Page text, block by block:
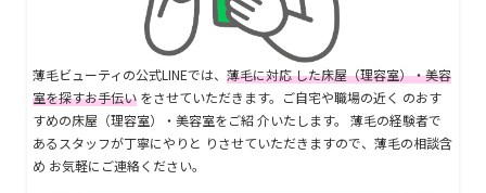
薄毛ビューティの公式LINEでは、 薄毛に対応 した床屋（理容室）・美容
室を探すお手伝い をさせていただきます。ご自宅や職場の近く のおす
すめの床屋（理容室）・美容室をご紹 介いたします。 薄毛の経験者で
あるスタッフが丁寧にやりと りさせていただきますので、薄毛の相談含
め お気軽にご連絡ください。